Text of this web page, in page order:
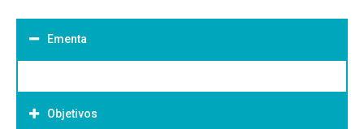
Ementa
Objetivos